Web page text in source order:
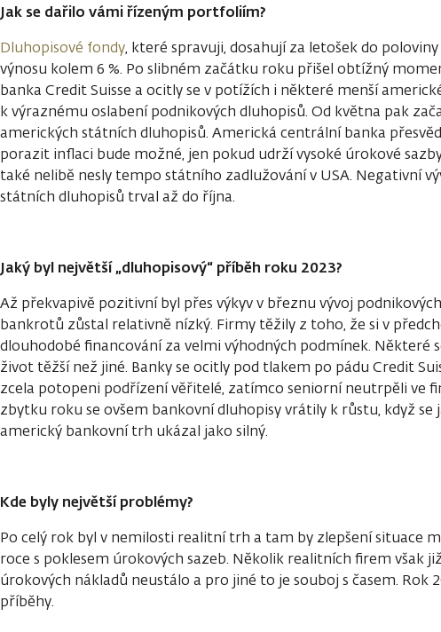
Jak se dařilo vámi řízeným portfoliím?
Dluhopisové fondy, které spravuji, dosahují za letošek do
výnosu kolem 6 %. Po slibném začátku roku přišel obtížný
banka Credit Suisse a ocitly se v potížích i některé menší
k výraznému oslabení podnikových dluhopisů. Od května pak
amerických státních dluhopisů. Americká centrální banka
porazit inflaci bude možné, jen pokud udrží vysoké úrokové
také nelibě nesly tempo státního zadlužování v USA. Negativní
státních dluhopisů trval až do října.
Jaký byl největší „dluhopisový“ příběh roku 2023?
Až překvapivě pozitivní byl přes výkyv v březnu vývoj
bankrotů zůstal relativně nízký. Firmy těžily z toho, že si v
dlouhodobé financování za velmi výhodných podmínek. Některé
život těžší než jiné. Banky se ocitly pod tlakem po pádu Credit
zcela potopeni podřízení věřitelé, zatímco seniorní neutrpěli ve
zbytku roku se ovšem bankovní dluhopisy vrátily k růstu, když se
americký bankovní trh ukázal jako silný.
Kde byly největší problémy?
Po celý rok byl v nemilosti realitní trh a tam by zlepšení situace
roce s poklesem úrokových sazeb. Několik realitních firem však
úrokových nákladů neustálo a pro jiné to je souboj s časem. Rok
příběhy.